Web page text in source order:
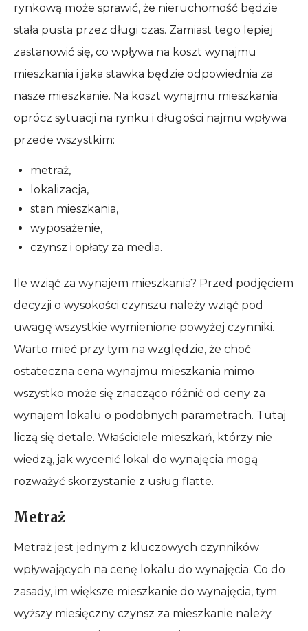
rynkową może sprawić, że nieruchomość będzie
stała pusta przez długi czas. Zamiast tego lepiej
zastanowić się, co wpływa na koszt wynajmu
mieszkania i jaka stawka będzie odpowiednia za
nasze mieszkanie. Na koszt wynajmu mieszkania
oprócz sytuacji na rynku i długości najmu wpływa
przede wszystkim:
metraż,
lokalizacja,
stan mieszkania,
wyposażenie,
czynsz i opłaty za media.
Ile wziąć za wynajem mieszkania? Przed podjęciem
decyzji o wysokości czynszu należy wziąć pod
uwagę wszystkie wymienione powyżej czynniki.
Warto mieć przy tym na względzie, że choć
ostateczna cena wynajmu mieszkania mimo
wszystko może się znacząco różnić od ceny za
wynajem lokalu o podobnych parametrach. Tutaj
liczą się detale. Właściciele mieszkań, którzy nie
wiedzą, jak wycenić lokal do wynajęcia mogą
rozważyć skorzystanie z usług flatte.
Metraż
Metraż jest jednym z kluczowych czynników
wpływających na cenę lokalu do wynajęcia. Co do
zasady, im większe mieszkanie do wynajęcia, tym
wyższy miesięczny czynsz za mieszkanie należy